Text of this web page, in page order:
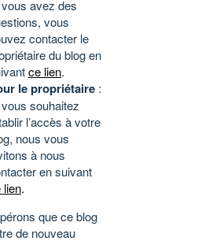
avez des
vous
contacter le
du blog en
ce lien.
le propriétaire :
souhaitez
l’accès à votre
nous vous
à nous
en suivant
lien.
que ce blog
de nouveau